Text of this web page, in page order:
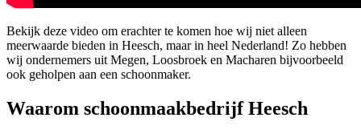
Bekijk deze video om erachter te komen hoe wij niet alleen
meerwaarde bieden in Heesch, maar in heel Nederland! Zo hebben
wij ondernemers uit Megen, Loosbroek en Macharen bijvoorbeeld
ook geholpen aan een schoonmaker.
Waarom schoonmaakbedrijf Heesch